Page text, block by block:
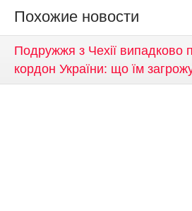
Похожие новости
Подружжя з Чехії випадково
кордон України: що їм